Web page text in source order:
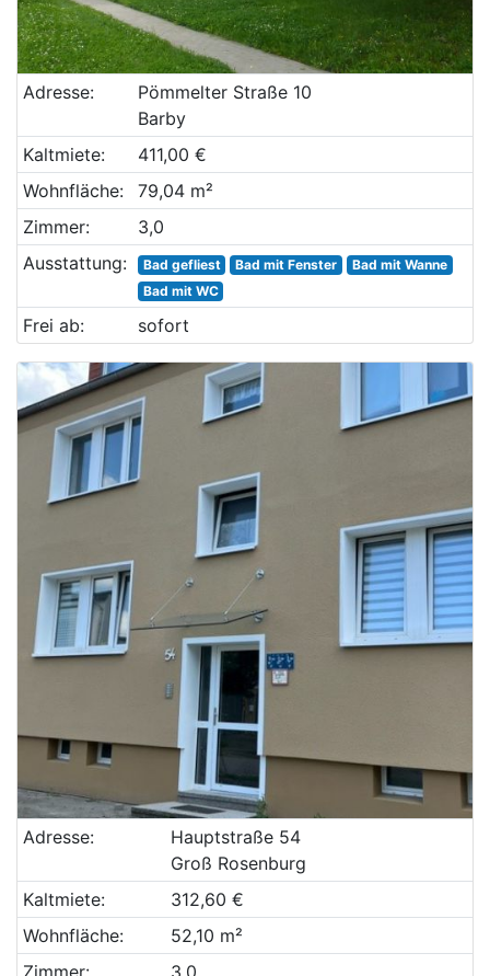
Adresse:
Pömmelter Straße 10
Barby
Kaltmiete:
411,00 €
Wohnfläche:
79,04 m²
Zimmer:
3,0
Ausstattung:
Bad gefliest Bad mit Fenster
Bad mit Wanne
Bad mit WC
Frei ab: sofort
Adresse:
Hauptstraße 54
Groß Rosenburg
Kaltmiete:
312,60 €
Wohnfläche:
52,10 m²
Zimmer:
3,0